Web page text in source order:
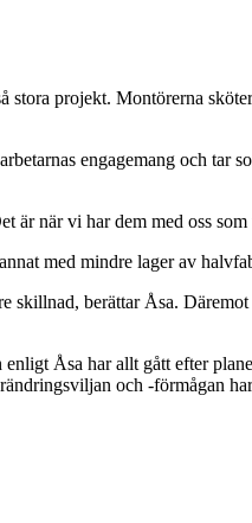
projekt. Montörerna
engagemang och tar
är när vi har dem med oss
med mindre lager av
berättar Åsa.
Åsa har allt gått efter
och ‑förmågan